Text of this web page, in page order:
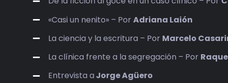
«Casi un nenito» – PorAdriana Laión
La ciencia y la escritura – Por Marcelo
La clínica frente a la segregación – Por
Entrevista a Jorge Agüero